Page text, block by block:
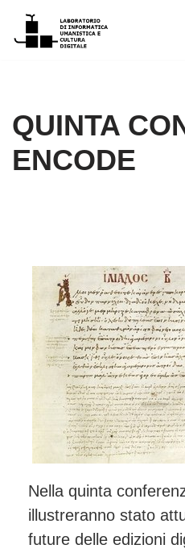
Vai
QUINTA
ENCODE
Nella quinta
illustreranno stato
future delle edizioni